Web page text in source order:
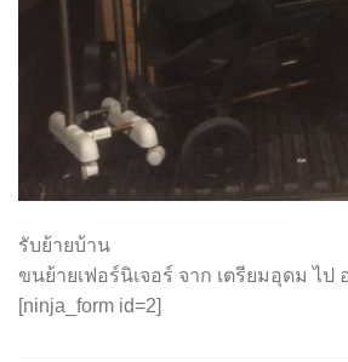
รับย้ายบ้าน
ขนย้ายเฟอร์นิเจอร์ จาก เตรียมอุดม ไป
[ninja_form id=2]